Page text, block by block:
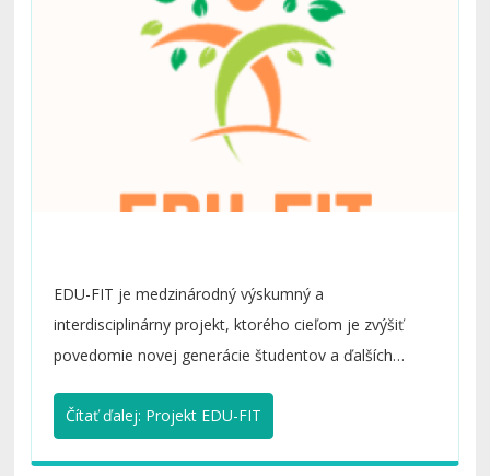
EDU-FIT je medzinárodný výskumný a
interdisciplinárny projekt, ktorého cieľom je zvýšiť
povedomie novej generácie študentov a ďalších
a následne o prevencii obezity a nadváhy.
Čítať ďalej: Projekt EDU-FIT